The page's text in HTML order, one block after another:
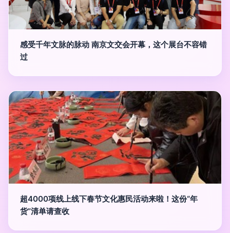
感受千年文脉的脉动 南京文交会开幕，这个展台不容错
过
超4000项线上线下春节文化惠民活动来啦！这份“年
货”清单请查收